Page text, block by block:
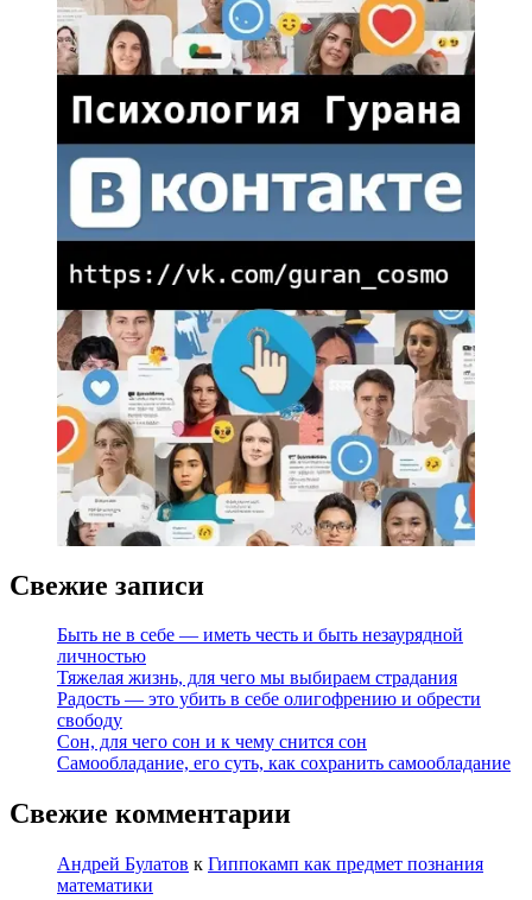
Свежие записи
Быть не в себе — иметь честь и быть незаурядной
личностью
Тяжелая жизнь, для чего мы выбираем страдания
Радость — это убить в себе олигофрению и обрести
свободу
Сон, для чего сон и к чему снится сон
Самообладание, его суть, как сохранить самообладание
Свежие комментарии
Андрей Булатов к Гиппокамп как предмет познания
математики